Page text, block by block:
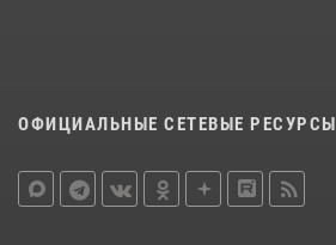
ОФИЦИАЛЬНЫЕ СЕТЕВЫЕ РЕСУРСЫ